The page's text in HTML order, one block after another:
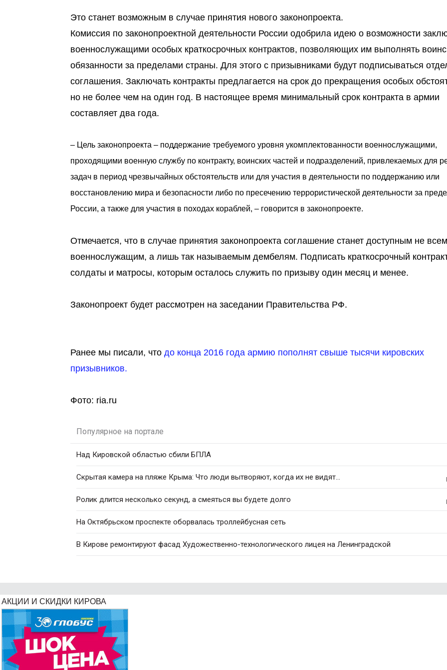
Это станет возможным в случае принятия нового законопроекта.
Комиссия по законопроектной деятельности России одобрила идею о возможности
военнослужащими особых краткосрочных контрактов, позволяющих им выполнять
обязанности за пределами страны. Для этого с призывниками будут подписываться
соглашения. Заключать контракты предлагается на срок до прекращения особых
но не более чем на один год. В настоящее время минимальный срок контракта в армии
составляет два года.
– Цель законопроекта – поддержание требуемого уровня укомплектованности военнослужащими,
проходящими военную службу по контракту, воинских частей и подразделений, привлекаемых для
задач в период чрезвычайных обстоятельств или для участия в деятельности по поддержанию или
восстановлению мира и безопасности либо по пресечению террористической деятельности за
России, а также для участия в походах кораблей, – говорится в законопроекте.
Отмечается, что в случае принятия законопроекта соглашение станет доступным не всем
военнослужащим, а лишь так называемым дембелям. Подписать краткосрочный
солдаты и матросы, которым осталось служить по призыву один месяц и менее.
Законопроект будет рассмотрен на заседании Правительства РФ.
Ранее мы писали, что до конца 2016 года армию пополнят свыше тысячи кировских
призывников.
Фото: ria.ru
Популярное на портале
Над Кировской областью сбили БПЛА
Скрытая камера на пляже Крыма: Что люди вытворяют, когда их не видят...
Ролик длится несколько секунд, а смеяться вы будете долго
На Октябрьском проспекте оборвалась троллейбусная сеть
В Кирове ремонтируют фасад Художественно-технологического лицея на Ленинградской
АКЦИИ И СКИДКИ КИРОВА